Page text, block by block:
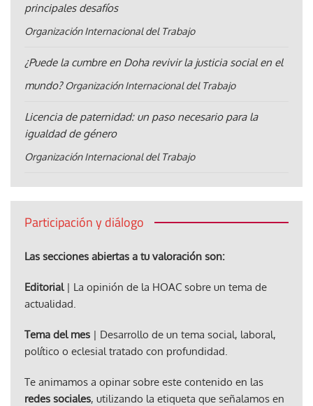
principales desafíos
Organización Internacional del Trabajo
¿Puede la cumbre en Doha revivir la justicia social en el
mundo? Organización Internacional del Trabajo
Licencia de paternidad: un paso necesario para la
igualdad de género
Organización Internacional del Trabajo
Participación y diálogo
Las secciones abiertas a tu valoración son:
Editorial| La opinión de la HOAC sobre un tema de
actualidad.
Tema del mes | Desarrollo de un tema social, laboral,
político o eclesial tratado con profundidad.
Te animamos a opinar sobre este contenido en las
redes sociales, utilizando la etiqueta que señalamos en